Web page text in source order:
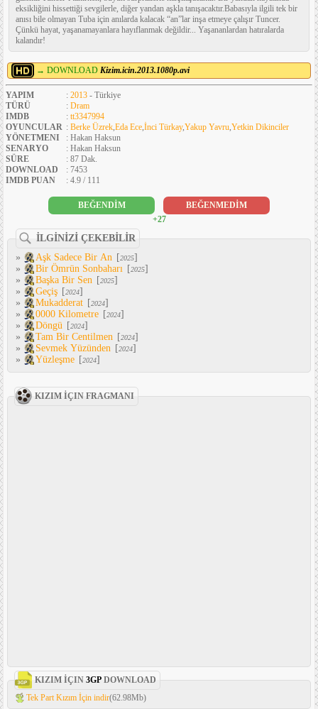
eksikliğini hissettiği sevgilerle, diğer yandan aşkla tanışacaktır.Babasıyla ilgili tek bir
anısı bile olmayan Tuba için anılarda kalacak “an”lar inşa etmeye çalışır Tuncer.
Çünkü hayat, yaşanamayanlara hayıflanmak değildir... Yaşananlardan hatıralarda
kalandır!
→ DOWNLOAD Kizim.icin.2013.1080p.avi
YAPIM : 2013 - Türkiye
TÜRÜ
: Dram
IMDB
: tt3347994
OYUNCULAR : Berke Üzrek,Eda Ece,İnci Türkay,Yakup Yavru,Yetkin Dikinciler
YÖNETMENI
: Hakan Haksun
SENARYO
: Hakan Haksun
SÜRE
: 87 Dak.
DOWNLOAD
: 7453
IMDB PUAN
: 4.9 / 111
BEĞENDİM
BEĞENMEDİM
+27
İLGİNİZİ ÇEKEBİLİR
»
Aşk Sadece Bir An [2025]
»
Bir Ömrün Sonbaharı [2025]
»
Başka Bir Sen [2025]
»
Geçiş [2024]
»
Mukadderat [2024]
»
0000 Kilometre [2024]
»
Döngü [2024]
»
Tam Bir Centilmen [2024]
»
Sevmek Yüzünden [2024]
»
Yüzleşme [2024]
KIZIM İÇIN FRAGMANI
KIZIM İÇIN 3GP DOWNLOAD
Tek Part Kızım İçin indir(62.98Mb)